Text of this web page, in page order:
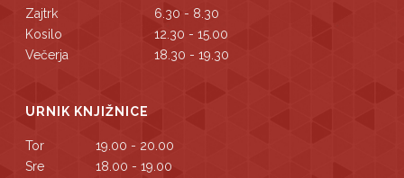
Zajtrk
6.30 - 8.30
Kosilo
12.30 - 15.00
Večerja
18.30 - 19.30
URNIK KNJIŽNICE
Tor
19.00 - 20.00
Sre
18.00 - 19.00